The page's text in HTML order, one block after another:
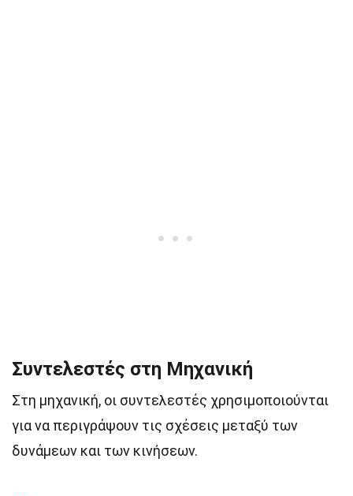
Συντελεστές στη Μηχανική
Στη μηχανική, οι συντελεστές χρησιμοποιούνται
για να περιγράψουν τις σχέσεις μεταξύ των
δυνάμεων και των κινήσεων.